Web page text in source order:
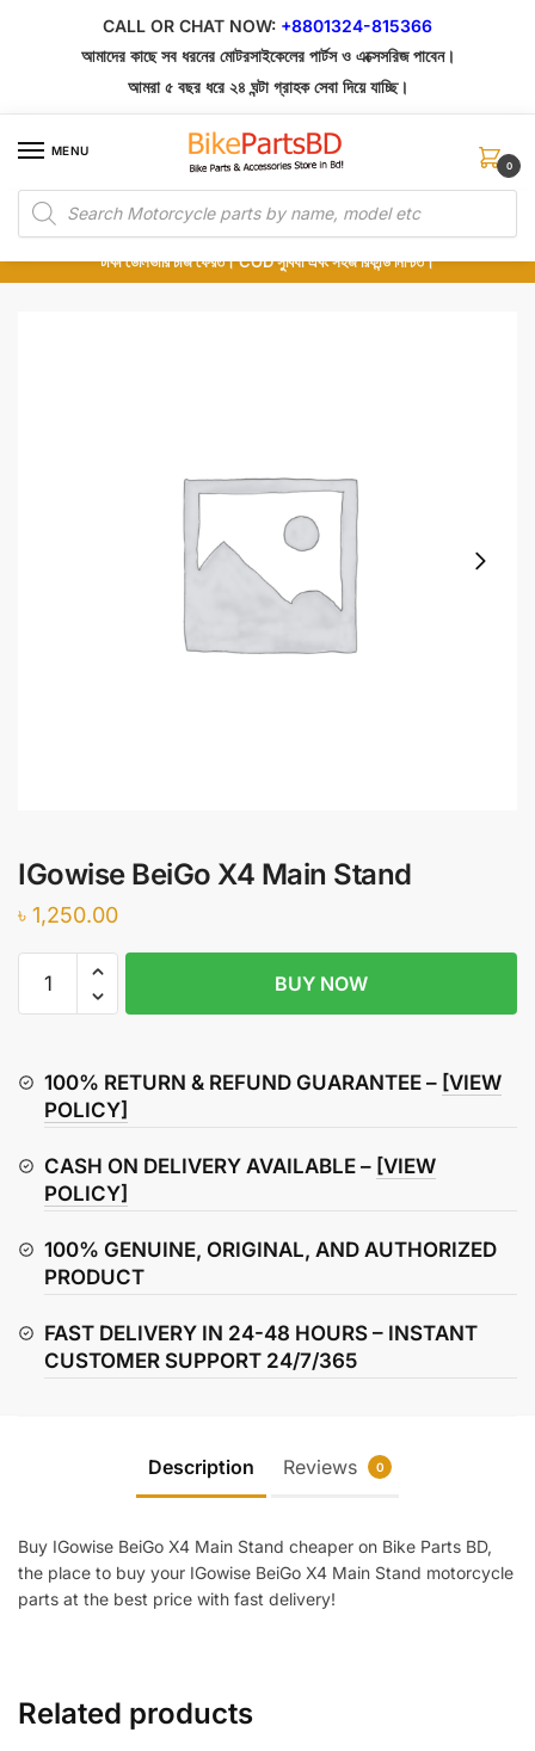
CALL OR CHAT NOW: +8801324-815366
আমাদের কাছে সব ধরনের মোটরসাইকেলের পার্টস ও এক্সেসরিজ পাবেন।
আমরা ৫ বছর ধরে ২৪ ঘন্টা গ্রাহক সেবা দিয়ে যাচ্ছি।
MENU
Products
search
0
১০০% অরিজিনাল পার্টস – শোরুম থেকে সরাসরি সংগ্রহ এবং শুধুমাত্র কুরিয়ার সার্ভিসে ডেলিভারি।
অর্ডার করার পর পার্টের ছবি দেখুন। পছন্দ হলে Cash on Delivery দিন, না হলে ৫ মিনিটে ১৯৯
টাকা ডেলিভারি চার্জ ফেরত। COD সুবিধা এবং সহজ রিফান্ড নিশ্চিত।
IGowise BeiGo X4 Main Stand
৳ 1,250.00
BeiGo
Stand
quantity
BUY NOW
100% RETURN & REFUND GUARANTEE – [VIEW
POLICY]
CASH ON DELIVERY AVAILABLE – [VIEW
POLICY]
100% GENUINE, ORIGINAL, AND AUTHORIZED
PRODUCT
FAST DELIVERY IN 24-48 HOURS – INSTANT
CUSTOMER SUPPORT 24/7/365
Description Reviews 0
Buy IGowise BeiGo X4 Main Stand cheaper on Bike Parts BD,
the place to buy your IGowise BeiGo X4 Main Stand motorcycle
parts at the best price with fast delivery!
Related products